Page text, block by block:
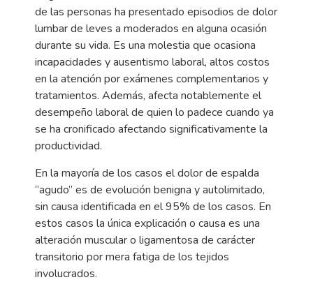
de las personas ha presentado episodios de dolor
lumbar de leves a moderados en alguna ocasión
durante su vida. Es una molestia que ocasiona
incapacidades y ausentismo laboral, altos costos
en la atención por exámenes complementarios y
tratamientos. Además, afecta notablemente el
desempeño laboral de quien lo padece cuando ya
se ha cronificado afectando significativamente la
productividad.
En la mayoría de los casos el dolor de espalda
“agudo” es de evolución benigna y autolimitado,
sin causa identificada en el 95% de los casos. En
estos casos la única explicación o causa es una
alteración muscular o ligamentosa de carácter
transitorio por mera fatiga de los tejidos
involucrados.